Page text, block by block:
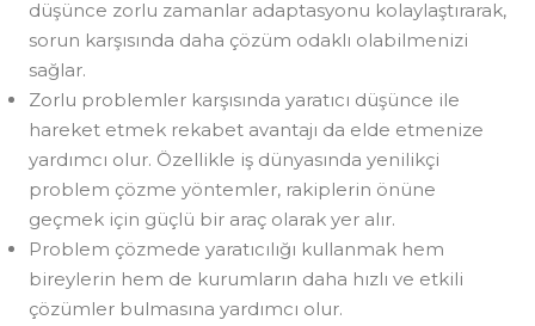
düşünce zorlu zamanlar adaptasyonu kolaylaştırarak,
sorun karşısında daha çözüm odaklı olabilmenizi
sağlar.
Zorlu problemler karşısında yaratıcı düşünce ile
hareket etmek rekabet avantajı da elde etmenize
yardımcı olur. Özellikle iş dünyasında yenilikçi
problem çözme yöntemler, rakiplerin önüne
geçmek için güçlü bir araç olarak yer alır.
Problem çözmede yaratıcılığı kullanmak hem
bireylerin hem de kurumların daha hızlı ve etkili
çözümler bulmasına yardımcı olur.